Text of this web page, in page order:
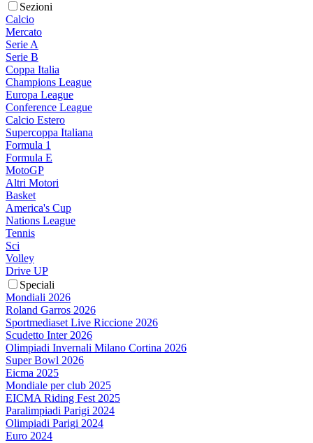
Sezioni
Calcio
Mercato
Serie A
Serie B
Coppa Italia
Champions League
Europa League
Conference League
Calcio Estero
Supercoppa Italiana
Formula 1
Formula E
MotoGP
Altri Motori
Basket
America's Cup
Nations League
Tennis
Sci
Volley
Drive UP
Speciali
Mondiali 2026
Roland Garros 2026
Sportmediaset Live Riccione 2026
Scudetto Inter 2026
Olimpiadi Invernali Milano Cortina 2026
Super Bowl 2026
Eicma 2025
Mondiale per club 2025
EICMA Riding Fest 2025
Paralimpiadi Parigi 2024
Olimpiadi Parigi 2024
Euro 2024